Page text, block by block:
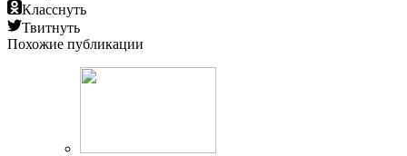
Класснуть
Твитнуть
Похожие публикации